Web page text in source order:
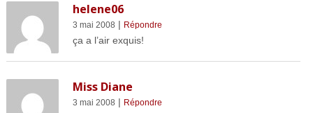
helene06
3 mai 2008 | Répondre
ça a l’air exquis!
Miss Diane
3 mai 2008 | Répondre